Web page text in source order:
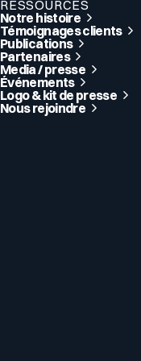
RESSOURCES
Notre histoire
Témoignages clients
Publications
Partenaires
Media / presse
Événements
Logo & kit de presse
Nous rejoindre